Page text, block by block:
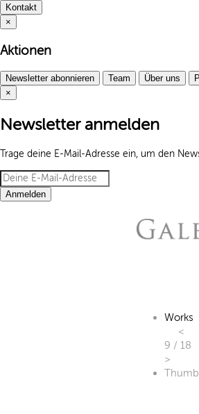
Kontakt
×
Aktionen
Newsletter abonnieren Team Über uns
×
Newsletter anmelden
Trage deine E-Mail-Adresse ein, um den
Anmelden
Works
<
9 / 18
>